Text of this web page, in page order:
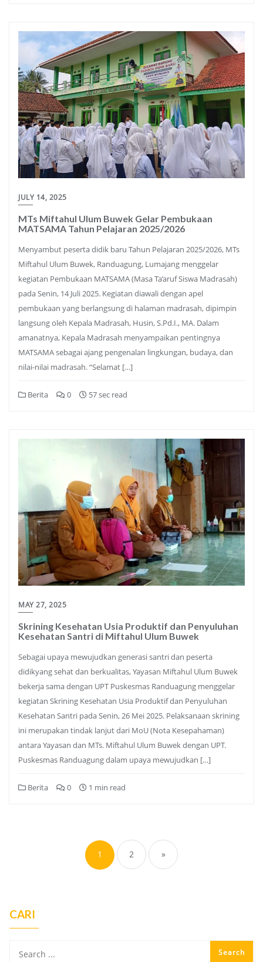
JULY 14, 2025
MTs Miftahul Ulum Buwek Gelar Pembukaan
MATSAMA Tahun Pelajaran 2025/2026
Menyambut peserta didik baru Tahun Pelajaran 2025/2026, MTs
Miftahul Ulum Buwek, Randuagung, Lumajang menggelar
kegiatan Pembukaan MATSAMA (Masa Ta’aruf Siswa Madrasah)
pada Senin, 14 Juli 2025. Kegiatan diawali dengan apel
pembukaan yang berlangsung di halaman madrasah, dipimpin
langsung oleh Kepala Madrasah, Husin, S.Pd.I., MA. Dalam
amanatnya, Kepala Madrasah menyampaikan pentingnya
MATSAMA sebagai ajang pengenalan lingkungan, budaya, dan
nilai-nilai madrasah. “Selamat […]
Berita 0 57 sec read
MAY 27, 2025
Skrining Kesehatan Usia Produktif dan Penyuluhan
Kesehatan Santri di Miftahul Ulum Buwek
Sebagai upaya mewujudkan generasi santri dan peserta
didikyang sehat dan berkualitas, Yayasan Miftahul Ulum Buwek
bekerja sama dengan UPT Puskesmas Randuagung menggelar
kegiatan Skrining Kesehatan Usia Produktif dan Penyuluhan
Kesehatan Santri pada Senin, 26 Mei 2025. Pelaksanaan skrining
ini merupakan tindak lanjut dari MoU (Nota Kesepahaman)
antara Yayasan dan MTs. Miftahul Ulum Buwek dengan UPT.
Puskesmas Randuagung dalam upaya mewujudkan […]
Berita 0 1 min read
pagination
1 2 »
CARI